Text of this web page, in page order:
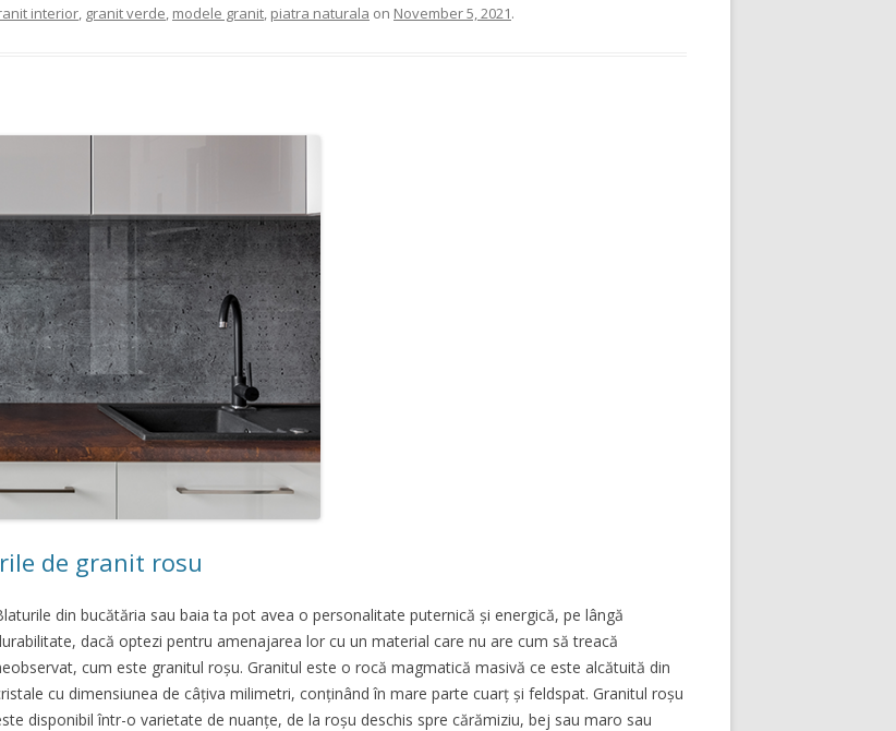
interior, granit verde, modele granit, piatra naturala on November 5, 2021.
de granit rosu
din bucătăria sau baia ta pot avea o personalitate puternică și energică, pe lângă
dacă optezi pentru amenajarea lor cu un material care nu are cum să treacă
cum este granitul roșu. Granitul este o rocă magmatică masivă ce este alcătuită din
cu dimensiunea de câțiva milimetri, conținând în mare parte cuarț și feldspat. Granitul roșu
disponibil într-o varietate de nuanțe, de la roșu deschis spre cărămiziu, bej sau maro sau